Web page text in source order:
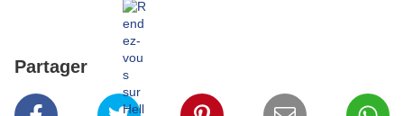
Partager